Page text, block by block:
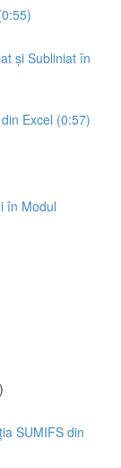
și Subliniat în
Excel (0:57)
în Modul
SUMIFS din